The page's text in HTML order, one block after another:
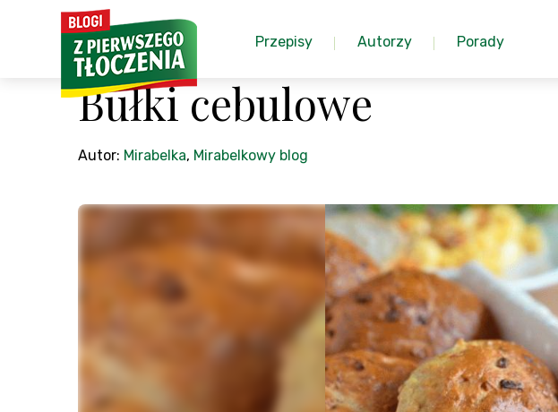
Przepisy Autorzy Porady
Bułki cebulowe
Autor: Mirabelka, Mirabelkowy blog